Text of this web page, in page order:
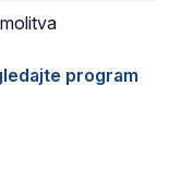
program